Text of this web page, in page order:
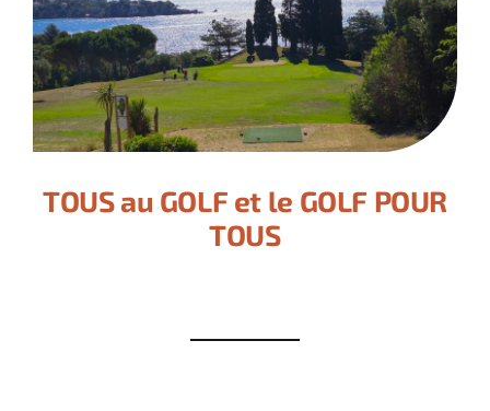
TOUS au GOLF et le GOLF POUR
TOUS